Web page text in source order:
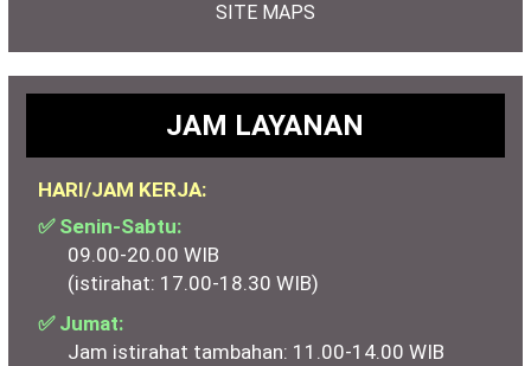
SITE MAPS
JAM LAYANAN
HARI/JAM KERJA:
✅ Senin-Sabtu:
09.00-20.00 WIB
(istirahat: 17.00-18.30 WIB)
✅ Jumat:
Jam istirahat tambahan: 11.00-14.00 WIB